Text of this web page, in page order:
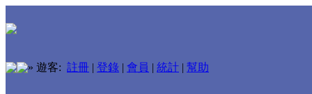
» 遊客: 註冊 | 登錄 | 會員 | 統計 | 幫助